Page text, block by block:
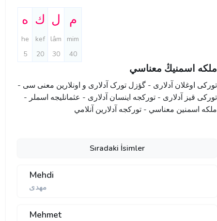
م ل ك ه
mim
lâm
kef
he
40
30
20
5
ملكه اسمنيڭ معناسي
تورکی اوغلان آدلاری - گؤزل تورک آدلاری و اونلارین معنی سی -
تورکی قیز آدلاری - تورکجه اینسان آدلاری - عثمانليجه اسملر -
ملكه اسمنين معناسي - تورکجه آدلارین آنلامي
Sıradaki İsimler
Mehdi
مهدی
Mehmet